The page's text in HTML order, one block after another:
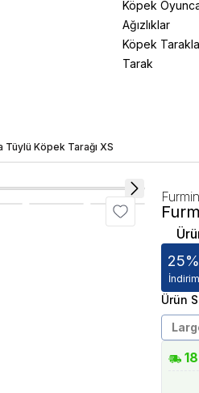
Köpek
Ağızlıklar
Köpek
Tarak
Tüylü Köpek Tarağı XS
25%
İndirim
Ürün
18